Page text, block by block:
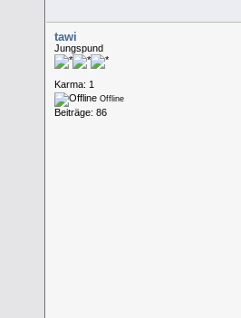
tawi
Jungspund
Karma: 1
Offline
Beiträge: 86